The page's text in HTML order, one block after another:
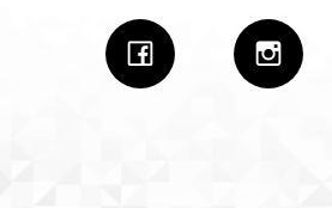
FOLLOW ME